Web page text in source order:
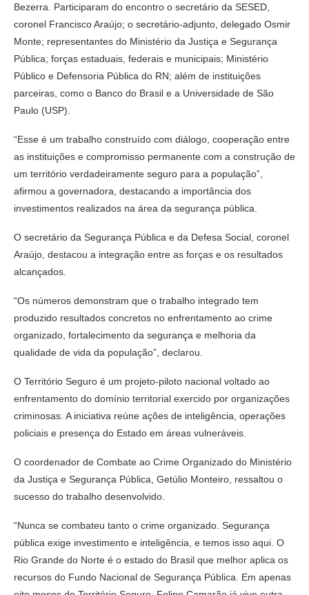
Bezerra. Participaram do encontro o secretário da SESED,
coronel Francisco Araújo; o secretário-adjunto, delegado Osmir
Monte; representantes do Ministério da Justiça e Segurança
Pública; forças estaduais, federais e municipais; Ministério
Público e Defensoria Pública do RN; além de instituições
parceiras, como o Banco do Brasil e a Universidade de São
Paulo (USP).
“Esse é um trabalho construído com diálogo, cooperação entre
as instituições e compromisso permanente com a construção de
um território verdadeiramente seguro para a população”,
afirmou a governadora, destacando a importância dos
investimentos realizados na área da segurança pública.
O secretário da Segurança Pública e da Defesa Social, coronel
Araújo, destacou a integração entre as forças e os resultados
alcançados.
“Os números demonstram que o trabalho integrado tem
produzido resultados concretos no enfrentamento ao crime
organizado, fortalecimento da segurança e melhoria da
qualidade de vida da população”, declarou.
O Território Seguro é um projeto-piloto nacional voltado ao
enfrentamento do domínio territorial exercido por organizações
criminosas. A iniciativa reúne ações de inteligência, operações
policiais e presença do Estado em áreas vulneráveis.
O coordenador de Combate ao Crime Organizado do Ministério
da Justiça e Segurança Pública, Getúlio Monteiro, ressaltou o
sucesso do trabalho desenvolvido.
“Nunca se combateu tanto o crime organizado. Segurança
pública exige investimento e inteligência, e temos isso aqui. O
Rio Grande do Norte é o estado do Brasil que melhor aplica os
recursos do Fundo Nacional de Segurança Pública. Em apenas